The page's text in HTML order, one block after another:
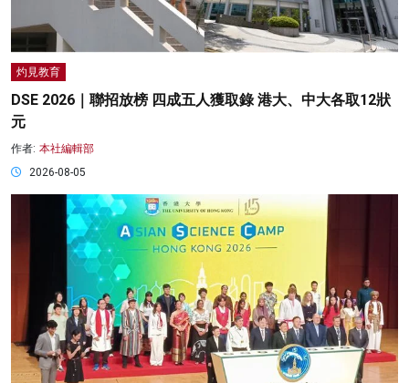
灼見教育
DSE 2026｜聯招放榜 四成五人獲取錄 港大、中大各取12狀
元
作者: 本社編輯部
2026-08-05